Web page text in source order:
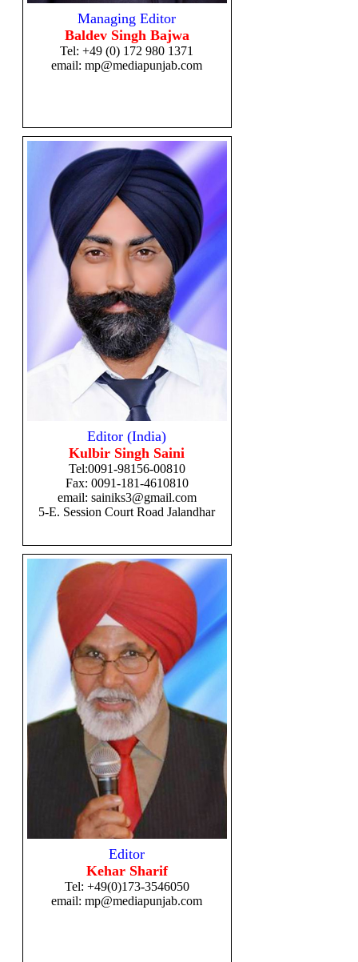
Managing Editor
Baldev Singh Bajwa
Tel:+49 (0) 172 980 1371
email: mp@mediapunjab.com
Editor (India)
Kulbir Singh Saini
Tel:0091-98156-00810
Fax: 0091-181-4610810
email: sainiks3@gmail.com
5-E. Session Court Road Jalandhar
Editor
Kehar Sharif
Tel: +49(0)173-3546050
email: mp@mediapunjab.com